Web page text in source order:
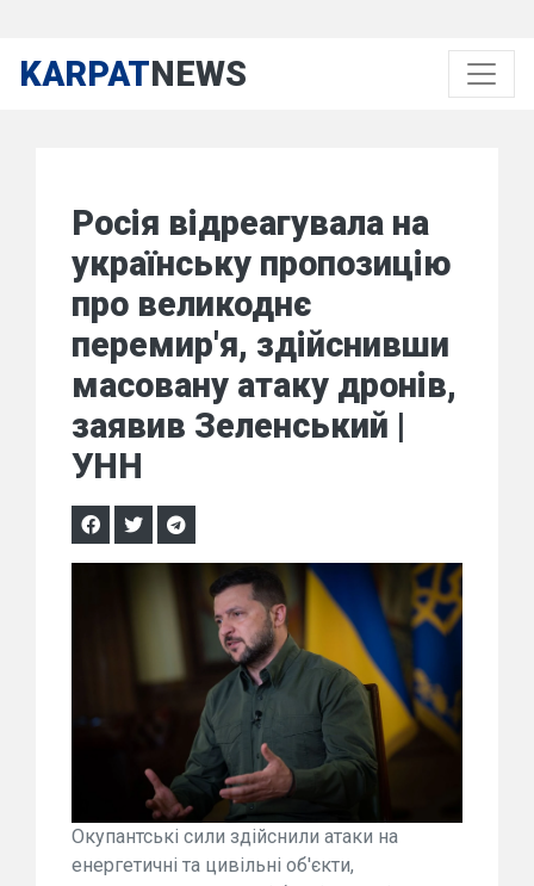
KARPATNEWS
Росія відреагувала на
українську пропозицію
про великоднє
перемир'я, здійснивши
масовану атаку дронів,
заявив Зеленський |
УНН
Окупантські сили здійснили атаки на
енергетичні та цивільні об'єкти,